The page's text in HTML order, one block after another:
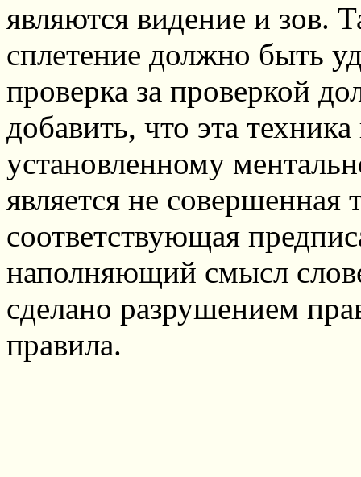
являются видение и зов.
сплетение должно быть
проверка за проверкой
добавить, что эта
установленному
является не совершенная
соответствующая
наполняющий смысл
сделано разрушением
правила.